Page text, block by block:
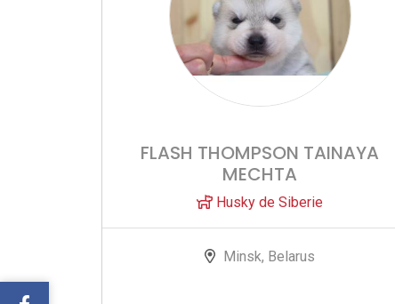
FLASH THOMPSON TAINAYA
MECHTA
Husky de Siberie
Minsk, Belarus